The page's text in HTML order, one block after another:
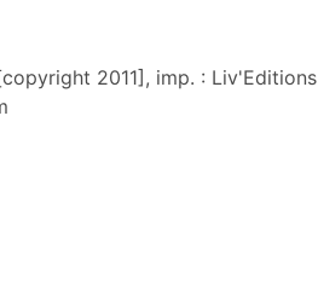
2011], imp. : Liv'Editions